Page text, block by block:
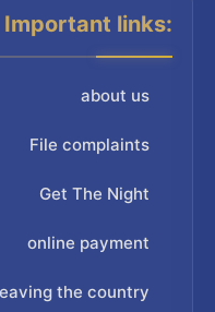
Important links:
about us
File complaints
Get The Night
online payment
the country